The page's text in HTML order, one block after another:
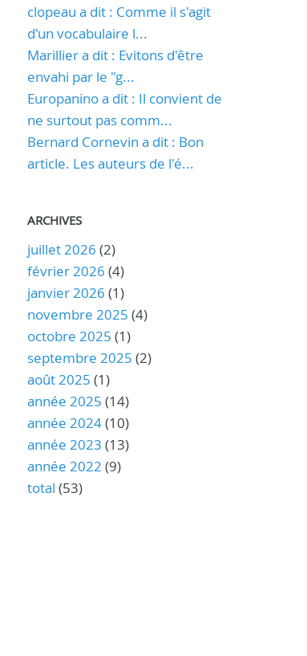
clopeau a dit : Comme il s'agit
d'un vocabulaire l...
Marillier a dit : Evitons d'être
envahi par le "g...
Europanino a dit : Il convient de
ne surtout pas comm...
Bernard Cornevin a dit : Bon
article. Les auteurs de l'é...
ARCHIVES
juillet 2026 (2)
février 2026 (4)
janvier 2026 (1)
novembre 2025 (4)
octobre 2025 (1)
septembre 2025 (2)
août 2025 (1)
année 2025 (14)
année 2024(10)
année 2023 (13)
année 2022 (9)
total (53)